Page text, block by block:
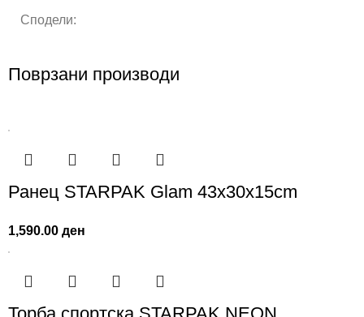
Сподели:
Поврзани производи
Ранец STARPAK Glam 43x30x15cm
1,590.00ден